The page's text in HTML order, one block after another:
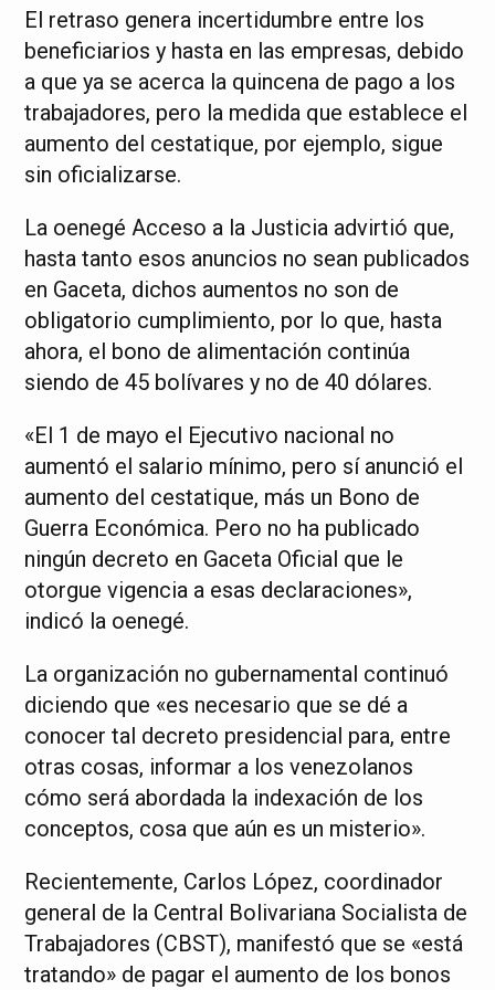
El retraso genera incertidumbre entre los
beneficiarios y hasta en las empresas, debido
a que ya se acerca la quincena de pago a los
trabajadores, pero la medida que establece el
aumento del cestatique, por ejemplo, sigue
sin oficializarse.
La oenegé Acceso a la Justicia advirtió que,
hasta tanto esos anuncios no sean publicados
en Gaceta, dichos aumentos no son de
obligatorio cumplimiento, por lo que, hasta
ahora, el bono de alimentación continúa
siendo de 45 bolívares y no de 40 dólares.
«El 1 de mayo el Ejecutivo nacional no
aumentó el salario mínimo, pero sí anunció el
aumento del cestatique, más un Bono de
Guerra Económica. Pero no ha publicado
ningún decreto en Gaceta Oficial que le
otorgue vigencia a esas declaraciones»,
indicó la oenegé.
La organización no gubernamental continuó
diciendo que «es necesario que se dé a
conocer tal decreto presidencial para, entre
otras cosas, informar a los venezolanos
cómo será abordada la indexación de los
conceptos, cosa que aún es un misterio».
Recientemente, Carlos López, coordinador
general de la Central Bolivariana Socialista de
Trabajadores (CBST), manifestó que se «está
tratando» de pagar el aumento de los bonos